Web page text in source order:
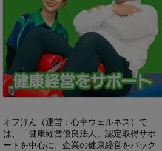
オフけん（運営：心幸ウェルネス）で
は、「健康経営優良法人」認定取得サポ
ートを中心に、企業の健康経営をバック